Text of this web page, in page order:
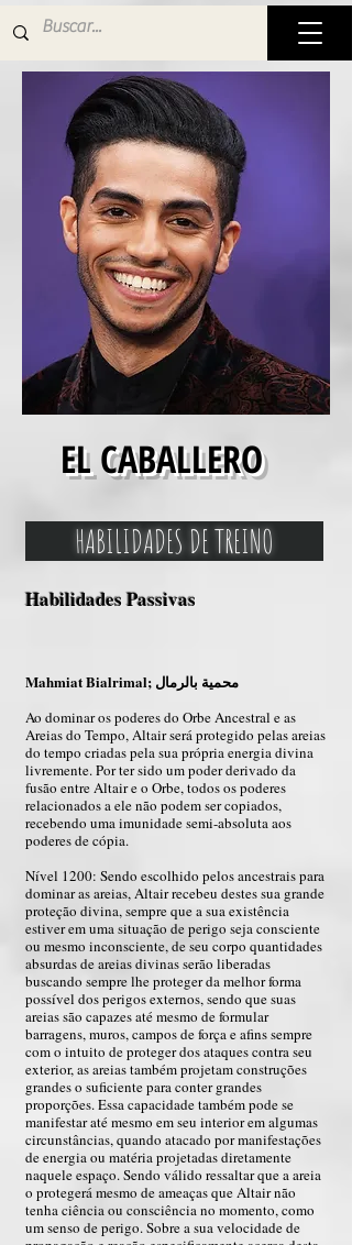
EL CABALLERO
HABILIDADES DE TREINO
Habilidades Passivas
Mahmiat Bialrimal; محمية بالرمال
Ao dominar os poderes do Orbe Ancestral e as
Areias do Tempo, Altair será protegido pelas areias
do tempo criadas pela sua própria energia divina
livremente. Por ter sido um poder derivado da
fusão entre Altair e o Orbe, todos os poderes
relacionados a ele não podem ser copiados,
recebendo uma imunidade semi-absoluta aos
poderes de cópia.
Nível 1200: Sendo escolhido pelos ancestrais para
dominar as areias, Altair recebeu destes sua grande
proteção divina, sempre que a sua existência
estiver em uma situação de perigo seja consciente
ou mesmo inconsciente, de seu corpo quantidades
absurdas de areias divinas serão liberadas
buscando sempre lhe proteger da melhor forma
possível dos perigos externos, sendo que suas
areias são capazes até mesmo de formular
barragens, muros, campos de força e afins sempre
com o intuito de proteger dos ataques contra seu
exterior, as areias também projetam construções
grandes o suficiente para conter grandes
proporções. Essa capacidade também pode se
manifestar até mesmo em seu interior em algumas
circunstâncias, quando atacado por manifestações
de energia ou matéria projetadas diretamente
naquele espaço. Sendo válido ressaltar que a areia
o protegerá mesmo de ameaças que Altair não
tenha ciência ou consciência no momento, como
um senso de perigo. Sobre a sua velocidade de